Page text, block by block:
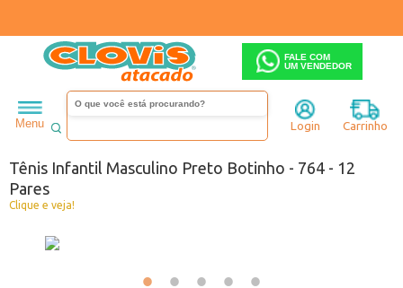
FALE COM
UM VENDEDOR
Menu Login Carrinho
Infantil Menino Tênis
Tênis Infantil Masculino Preto Botinho - 764 - 12
Pares
Clique e veja!